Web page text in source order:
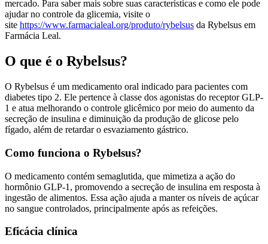
mercado. Para saber mais sobre suas características e como ele pode
ajudar no controle da glicemia, visite o
site https://www.farmacialeal.org/produto/rybelsus da Rybelsus em
Farmácia Leal.
O que é o Rybelsus?
O Rybelsus é um medicamento oral indicado para pacientes com
diabetes tipo 2. Ele pertence à classe dos agonistas do receptor GLP-
1 e atua melhorando o controle glicêmico por meio do aumento da
secreção de insulina e diminuição da produção de glicose pelo
fígado, além de retardar o esvaziamento gástrico.
Como funciona o Rybelsus?
O medicamento contém semaglutida, que mimetiza a ação do
hormônio GLP-1, promovendo a secreção de insulina em resposta à
ingestão de alimentos. Essa ação ajuda a manter os níveis de açúcar
no sangue controlados, principalmente após as refeições.
Eficácia clínica